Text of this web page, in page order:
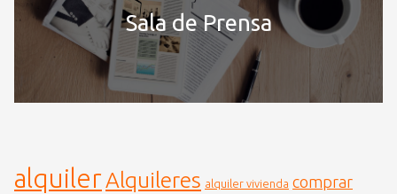
Sala de Prensa
alquilerAlquileres alquiler vivienda comprar